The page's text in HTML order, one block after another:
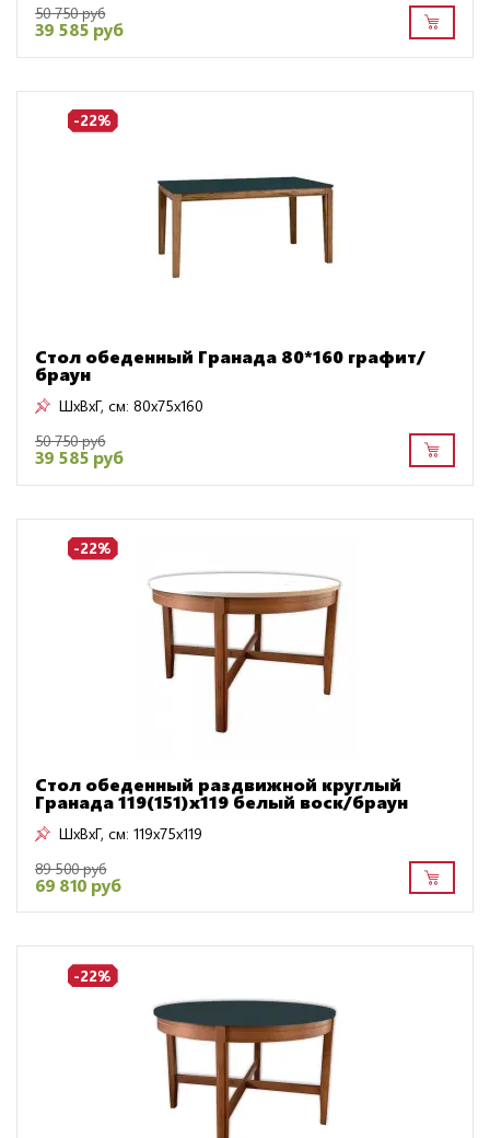
50 750 руб
39 585 руб
-22%
Стол обеденный Гранада 80*160 графит/
браун
ШxВxГ, см: 80x75x160
50 750 руб
39 585 руб
-22%
Стол обеденный раздвижной круглый
Гранада 119(151)х119 белый воск/браун
ШxВxГ, см: 119x75x119
89 500 руб
69 810 руб
-22%